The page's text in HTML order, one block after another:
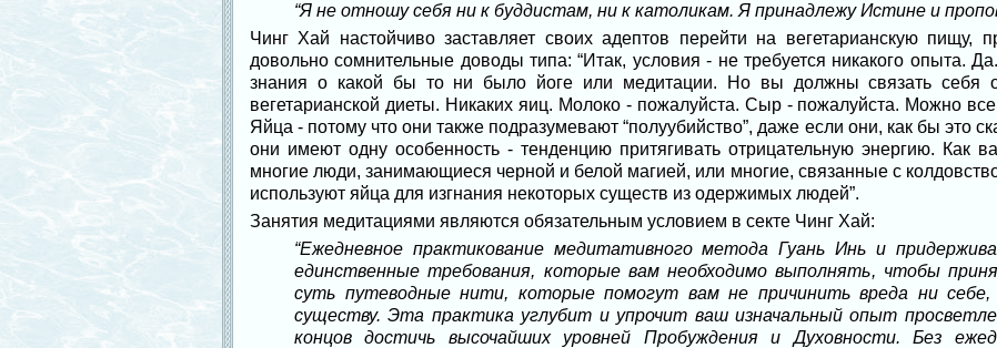
“Я не отношу себя ни к буддистам, ни к католикам. Я принадлежу Истине и
Чинг Хай настойчиво заставляет своих адептов перейти на вегетарианскую пищу,
довольно сомнительные доводы типа: “Итак, условия - не требуется никакого опыта.
знания о какой бы то ни было йоге или медитации. Но вы должны связать себя
вегетарианской диеты. Никаких яиц. Молоко - пожалуйста. Сыр - пожалуйста. Можно все,
Яйца - потому что они также подразумевают “полуубийство”, даже если они, как бы это
они имеют одну особенность - тенденцию притягивать отрицательную энергию. Как
многие люди, занимающиеся черной и белой магией, или многие, связанные с
используют яйца для изгнания некоторых существ из одержимых людей”.
Занятия медитациями являются обязательным условием в секте Чинг Хай:
“Ежедневное практикование медитативного метода Гуань Инь и
единственные требования, которые вам необходимо выполнять, чтобы
суть путеводные нити, которые помогут вам не причинить вреда ни
существу. Эта практика углубит и упрочит ваш изначальный опыт
концов достичь высочайших уровней Пробуждения и Духовности. Без